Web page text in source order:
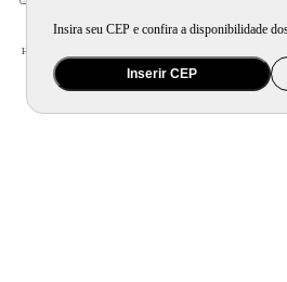
Insira seu CEP e confira a disponibilidade
Inserir CEP
Home